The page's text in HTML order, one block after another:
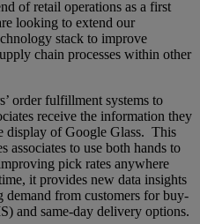
of retail operations as a first
looking to extend our
stack to improve
chain processes within other
order fulfillment systems to
receive the information they
display of Google Glass. This
associates to use both hands to
pick rates anywhere
it provides new data insights
demand from customers for buy-
and same-day delivery options.